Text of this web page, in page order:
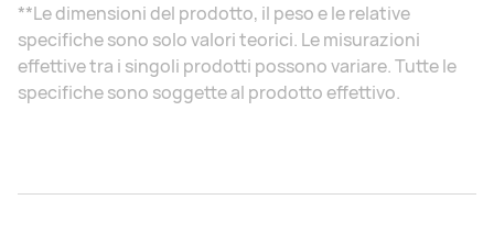
**Le dimensioni del prodotto, il peso e le relative
specifiche sono solo valori teorici. Le misurazioni
effettive tra i singoli prodotti possono variare. Tutte le
specifiche sono soggette al prodotto effettivo.